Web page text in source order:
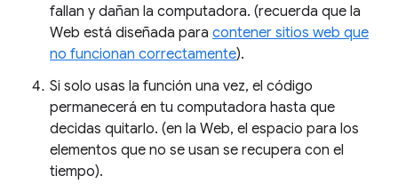
fallan y dañan la computadora. (recuerda que la
Web está diseñada para contener sitios web que
no funcionan correctamente).
Si solo usas la función una vez, el código
permanecerá en tu computadora hasta que
decidas quitarlo. (en la Web, el espacio para los
elementos que no se usan se recupera con el
tiempo).